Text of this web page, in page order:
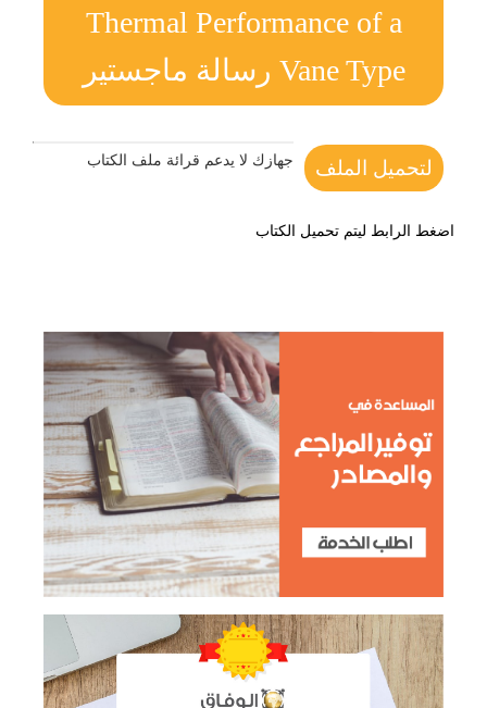
Thermal Performance of a
Vane Type رسالة ماجستير
لتحميل الملف جهازك لا يدعم قرائة ملف الكتاب
اضغط الرابط ليتم تحميل الكتاب